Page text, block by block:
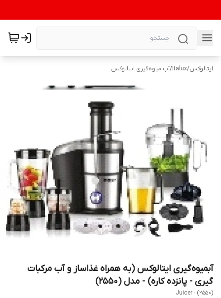
ایتالوکس/
Italux
/آب میوه‌گیری ایتالوکس
آبمیوه‌گیری ایتالوکس (به همراه غذاساز و آب مرکبات
گیری - پانزده کاره) - مدل (2550)
Juicer - (2550)